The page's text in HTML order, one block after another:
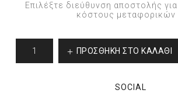
Επιλέξτε διεύθυνση αποστολής
κόστους μεταφορικών
ΠΡΟΣΘΉΚΗ ΣΤΟ ΚΑΛΆΘΙ
SOCIAL